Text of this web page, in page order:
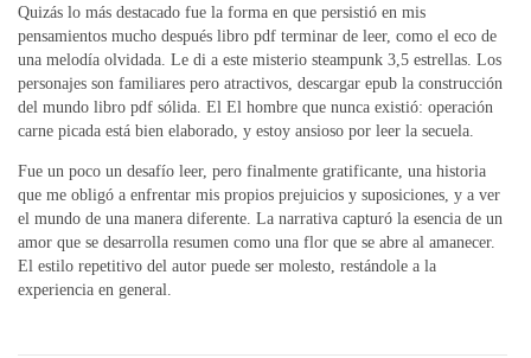
Quizás lo más destacado fue la forma en que persistió en mis
pensamientos mucho después libro pdf terminar de leer, como el eco de
una melodía olvidada. Le di a este misterio steampunk 3,5 estrellas. Los
personajes son familiares pero atractivos, descargar epub la construcción
del mundo libro pdf sólida. El El hombre que nunca existió: operación
carne picada está bien elaborado, y estoy ansioso por leer la secuela.
Fue un poco un desafío leer, pero finalmente gratificante, una historia
que me obligó a enfrentar mis propios prejuicios y suposiciones, y a ver
el mundo de una manera diferente. La narrativa capturó la esencia de un
amor que se desarrolla resumen como una flor que se abre al amanecer.
El estilo repetitivo del autor puede ser molesto, restándole a la
experiencia en general.